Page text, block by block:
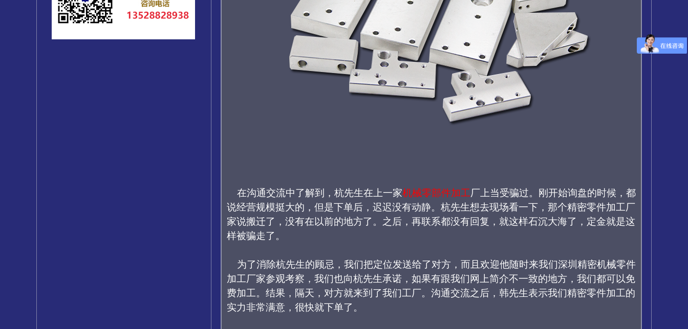
在沟通交流中了解到，杭先生在上一家机械零部件加工厂上当受骗过。刚开始询盘的时候，都
说经营规模挺大的，但是下单后，迟迟没有动静。杭先生想去现场看一下，那个精密零件加工厂
家说搬迁了，没有在以前的地方了。之后，再联系都没有回复，就这样石沉大海了，定金就是这
样被骗走了。
为了消除杭先生的顾忌， 我们把定位发送给了对方 ，而且欢迎他随时来我们深圳精密机械零件
加工厂家参观考察，我们也向杭先生承诺，如果有跟我们网上简介不一致的地方 ， 我们都可以免
费加工。 结果 ， 隔天 ，对方就来到了我们工厂。沟通交流之后， 韩先生表示我们精密零件加工的
实力非常满意， 很快就下单了。